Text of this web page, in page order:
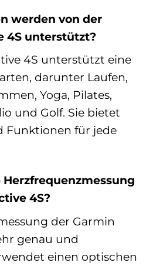
werden von der
4S unterstützt?
4S unterstützt eine
darunter Laufen,
Yoga, Pilates,
und Golf. Sie bietet
Funktionen für jede
4S?
der Garmin
genau und
einen optischen